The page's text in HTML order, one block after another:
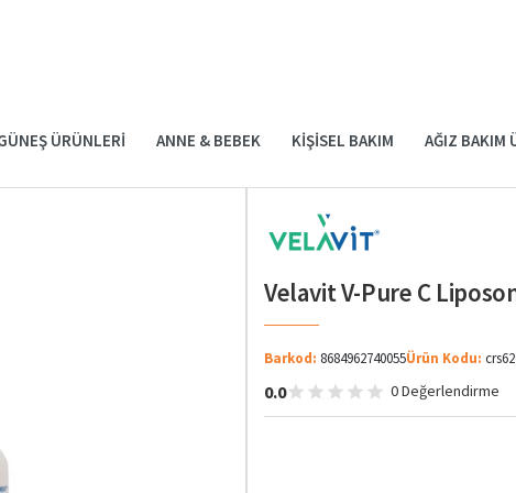
ÜRÜNLERI ANNE & BEBEK KIŞISEL BAKIM AĞIZ BAKIM
Velavit V-Pure C
Barkod: 8684962740055Ürün Kodu:
0.0 0 Değerlendirme